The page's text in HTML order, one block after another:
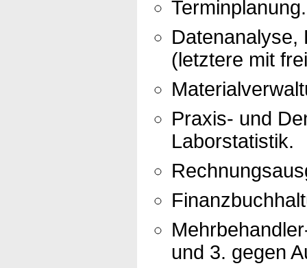
Terminplanung.
Datenanalyse,
(letztere mit
Praxis- und
Laborstatistik.
und 3. gegen